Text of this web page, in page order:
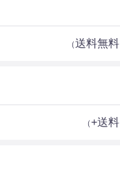
（送料無料
（+送料